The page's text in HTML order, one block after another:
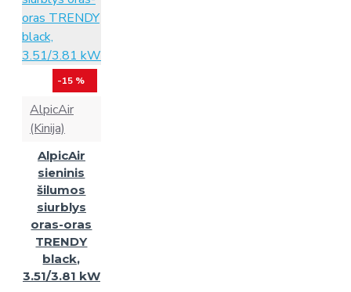
-15 %
AlpicAir
(Kinija)
AlpicAir
sieninis
šilumos
siurblys
oras-oras
TRENDY
black,
3.51/3.81 kW